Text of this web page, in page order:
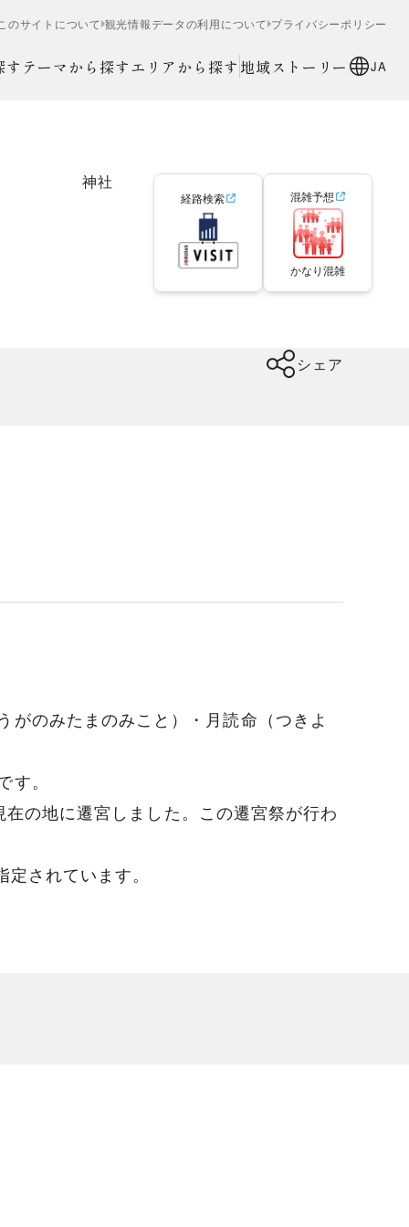
このサイトについて 観光情報データの利用について プライバシーポリシー
す テーマから探すエリアから探す 地域ストーリー JA
神社
経路検索 混雑予想
かなり混雑
シェア
のみたまのみこと）・月読命（つきよ
。
の地に遷宮しました。この遷宮祭が行わ
されています。